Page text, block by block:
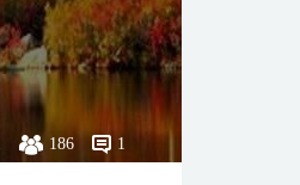
186 1